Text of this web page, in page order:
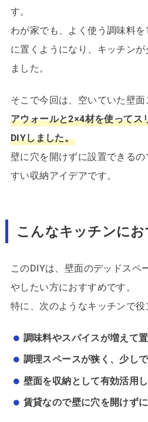
す。
わが家でも、よく使う調味料
に置くようになり、キッチン
ました。
そこで今回は、空いていた壁
アウォールと2×4材を使ってス
DIYしました。
壁に穴を開けずに設置できる
すい収納アイデアです。
こんなキッチンに
このDIYは、壁面のデッドスペ
やしたい方におすすめです。
特に、次のようなキッチンで役
調味料やスパイスが増えて
調理スペースが狭く、少し
壁面を収納として有効活用
賃貸なので壁に穴を開けず